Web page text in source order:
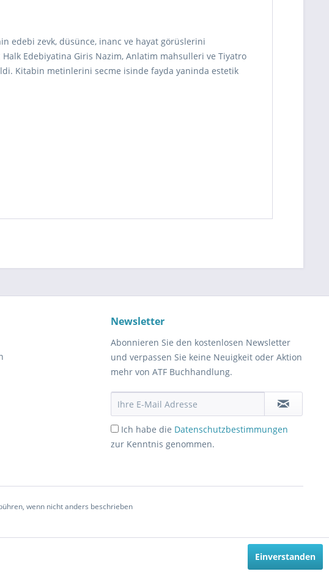
edebi zevk, düsünce, inanc ve hayat görüslerini
Edebiyatina Giris Nazim, Anlatim mahsulleri ve Tiyatro
Kitabin metinlerini secme isinde fayda yaninda estetik
Newsletter
Abonnieren Sie den kostenlosen Newsletter
und verpassen Sie keine Neuigkeit oder Aktion
mehr von ATF Buchhandlung.
Ich habe die Datenschutzbestimmungen
zur Kenntnis genommen.
wenn nicht anders beschrieben
Einverstanden